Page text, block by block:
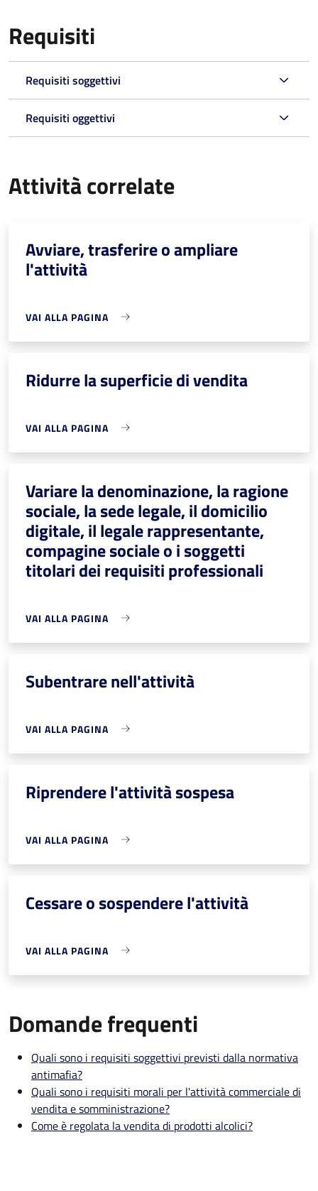
Requisiti
Requisiti soggettivi
Requisiti oggettivi
Attività correlate
Avviare, trasferire o ampliare
l'attività
VAI ALLA PAGINA
Ridurre la superficie di vendita
VAI ALLA PAGINA
Variare la denominazione, la ragione
sociale, la sede legale, il domicilio
digitale, il legale rappresentante,
compagine sociale o i soggetti
titolari dei requisiti professionali
VAI ALLA PAGINA
Subentrare nell'attività
VAI ALLA PAGINA
Riprendere l'attività sospesa
VAI ALLA PAGINA
Cessare o sospendere l'attività
VAI ALLA PAGINA
Domande frequenti
Quali sono i requisiti soggettivi previsti dalla normativa
antimafia?
Quali sono i requisiti morali per l'attività commerciale di
vendita e somministrazione?
Come è regolata la vendita di prodotti alcolici?